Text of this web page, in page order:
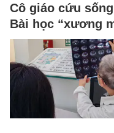
Cô giáo cứu
Bài học “xương